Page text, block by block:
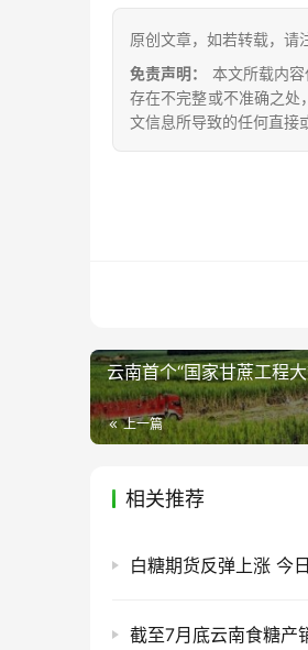
原创文章，如若转载，
免责声明：
本文所载内
存在不完整或不准确之处
文信息所导致的任何直接
云南首个“国家甘蔗工程
上一篇
相关推荐
白糖期货反弹上涨 今